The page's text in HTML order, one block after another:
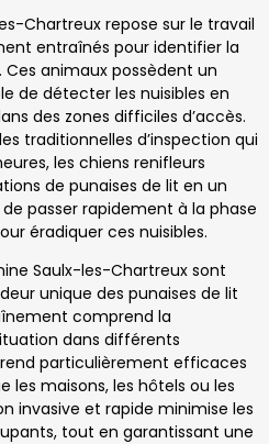
Chartreux repose sur le travail
entraînés pour identifier la
animaux possèdent un
de détecter les nuisibles en
des zones difficiles d’accès.
traditionnelles d’inspection qui
les chiens renifleurs
de punaises de lit en un
passer rapidement à la phase
éradiquer ces nuisibles.
Saulx-les-Chartreux sont
unique des punaises de lit
comprend la
dans différents
particulièrement efficaces
les maisons, les hôtels ou les
invasive et rapide minimise les
tout en garantissant une